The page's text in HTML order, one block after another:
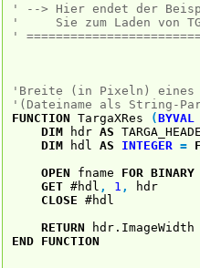
' --> Hier endet der
' Sie zum Laden von
'
'Breite (in Pixeln) eines
'(Dateiname als String-
FUNCTION TargaXRes (BYVAL
DIM hdr AS
DIM hdl AS INTEGER =
OPEN fname FOR BINARY
GET #hdl , 1 ,
hdr
CLOSE #hdl
RETURN hdr.ImageWidth
END FUNCTION